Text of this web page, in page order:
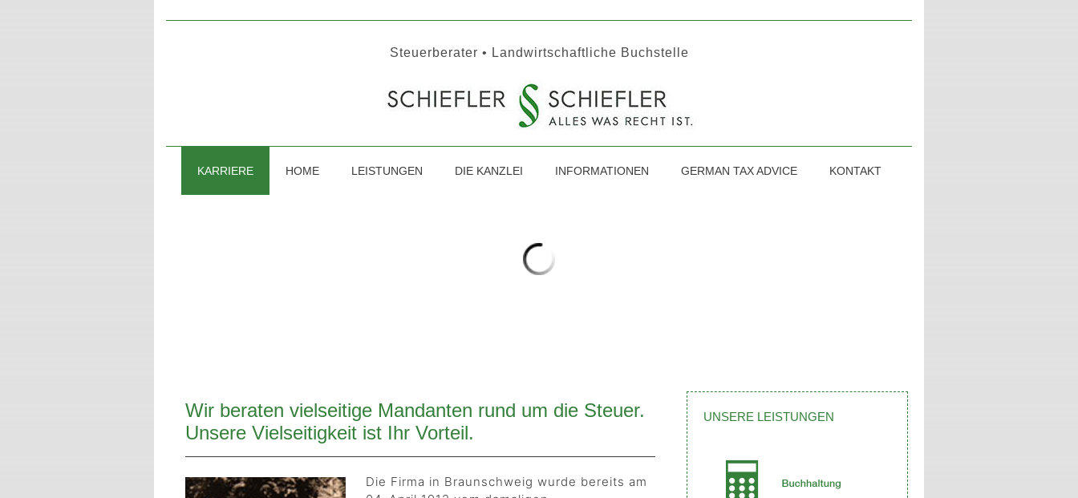
Steuerberater • Landwirtschaftliche Buchstelle
KARRIERE HOME LEISTUNGEN DIE KANZLEI INFORMATIONEN GERMAN TAX ADVICE KONTAKT
Wir beraten vielseitige Mandanten rund um die Steuer.
Unsere Vielseitigkeit ist Ihr Vorteil.
Die Firma in Braunschweig wurde bereits am
UNSERE LEISTUNGEN